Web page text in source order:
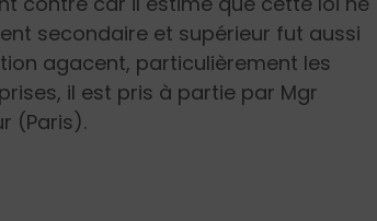
secondaire et supérieur fut aussi
agacent, particulièrement les
il est pris à partie par Mgr
(Paris).